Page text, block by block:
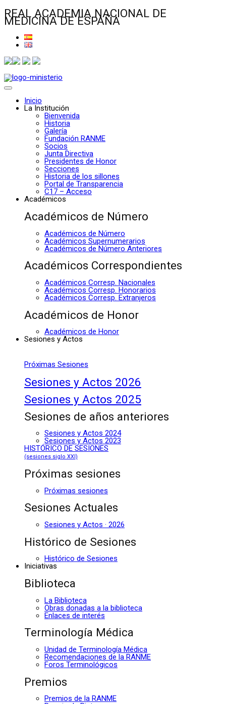
REAL ACADEMIA NACIONAL DE
MEDICINA DE ESPAÑA
Inicio
La Institución
Bienvenida
Historia
Galería
Fundación RANME
Socios
Junta Directiva
Presidentes de Honor
Secciones
Historia de los sillones
Portal de Transparencia
C17 – Acceso
Académicos
Académicos de Número
Académicos de Número
Académicos Supernumerarios
Académicos de Número Anteriores
Académicos Correspondientes
Académicos Corresp. Nacionales
Académicos Corresp. Honorarios
Académicos Corresp. Extranjeros
Académicos de Honor
Académicos de Honor
Sesiones y Actos
Próximas Sesiones
Sesiones y Actos 2026
Sesiones y Actos 2025
Sesiones de años anteriores
Sesiones y Actos 2024
Sesiones y Actos 2023
HISTÓRICO DE SESIONES
(sesiones siglo XXI)
Próximas sesiones
Próximas sesiones
Sesiones Actuales
Sesiones y Actos · 2026
Histórico de Sesiones
Histórico de Sesiones
Iniciativas
Biblioteca
La Biblioteca
Obras donadas a la biblioteca
Enlaces de interés
Terminología Médica
Unidad de Terminología Médica
Recomendaciones de la RANME
Foros Terminológicos
Premios
Premios de la RANME